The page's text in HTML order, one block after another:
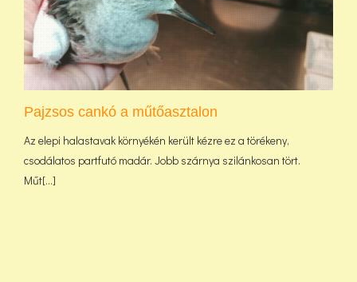
Pajzsos cankó a műtőasztalon
Az elepi halastavak környékén került kézre ez a törékeny,
csodálatos partfutó madár. Jobb szárnya szilánkosan tört.
Műt[...]